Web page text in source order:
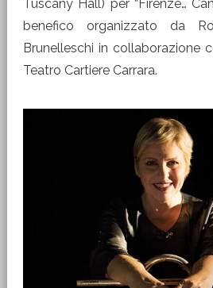
Tuscany Hall) per “Firenze…
benefico organizzato da
Brunelleschi in collaborazione
Teatro Cartiere Carrara.